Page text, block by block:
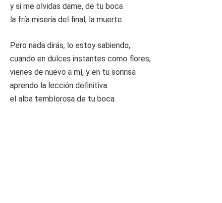
y si me olvidas dame, de tu boca
la fría miseria del final, la muerte.
Pero nada dirás, lo estoy sabiendo,
cuando en dulces instantes como flores,
vienes de nuevo a mí, y en tu sonrisa
aprendo la lección definitiva:
el alba temblorosa de tu boca.